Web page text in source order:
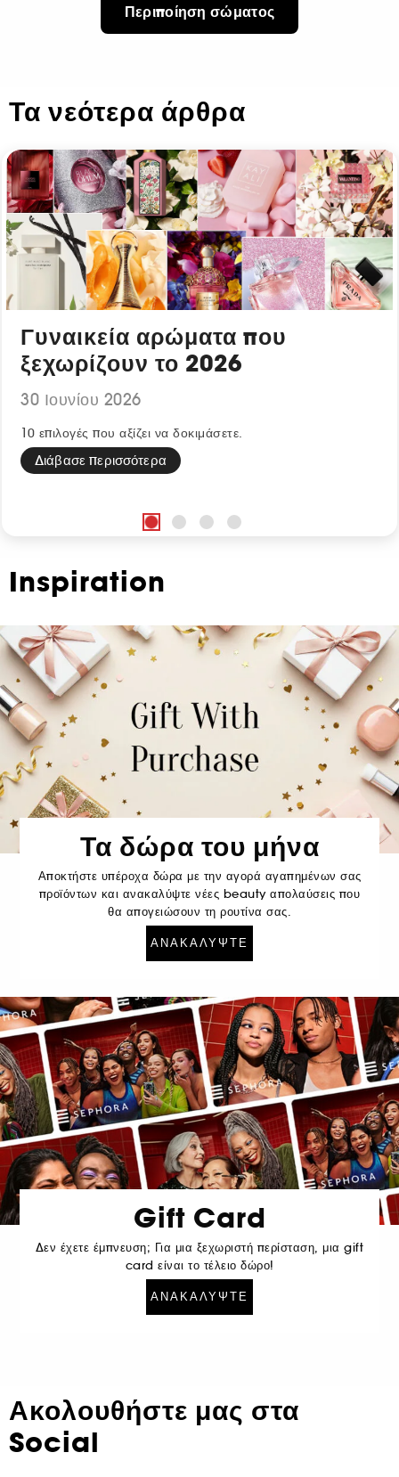
Περιποίηση σώματος
Τα νεότερα άρθρα
Γυναικεία αρώματα που
ξεχωρίζουν το 2026
30 Ιουνίου 2026
10 επιλογές που αξίζει να δοκιμάσετε.
Διάβασε περισσότερα
Inspiration
Τα δώρα του μήνα
Αποκτήστε υπέροχα δώρα με την αγορά αγαπημένων σας
προϊόντων και ανακαλύψτε νέες beauty απολαύσεις που
θα απογειώσουν τη ρουτίνα σας.
ΑΝΑΚΑΛΎΨΤΕ
Gift Card
Δεν έχετε έμπνευση; Για μια ξεχωριστή περίσταση, μια gift
card είναι το τέλειο δώρο!
ΑΝΑΚΑΛΎΨΤΕ
Ακολουθήστε μας στα
Social